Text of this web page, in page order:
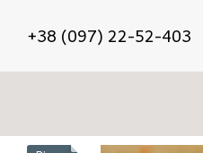
+38 (097) 22-52-403